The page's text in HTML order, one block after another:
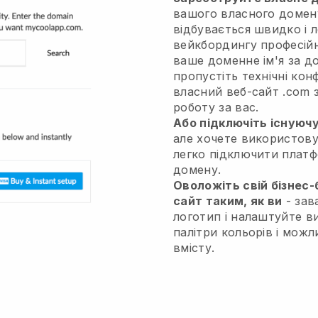
вашого власного
відбувається швидко і
вейкбордингу
ваше доменне ім'я за
пропустіть технічні
власний веб-сайт .com
роботу за вас.
Або підключіть
але хочете
легко підключити
домену.
Оволожіть свій
сайт таким, як ви -
логотип і налаштуйте
палітри кольорів і
вмісту.